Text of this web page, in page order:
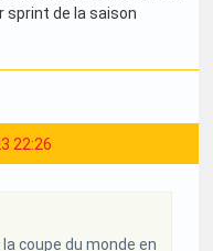
sprint de la saison
22:26
la coupe du monde en